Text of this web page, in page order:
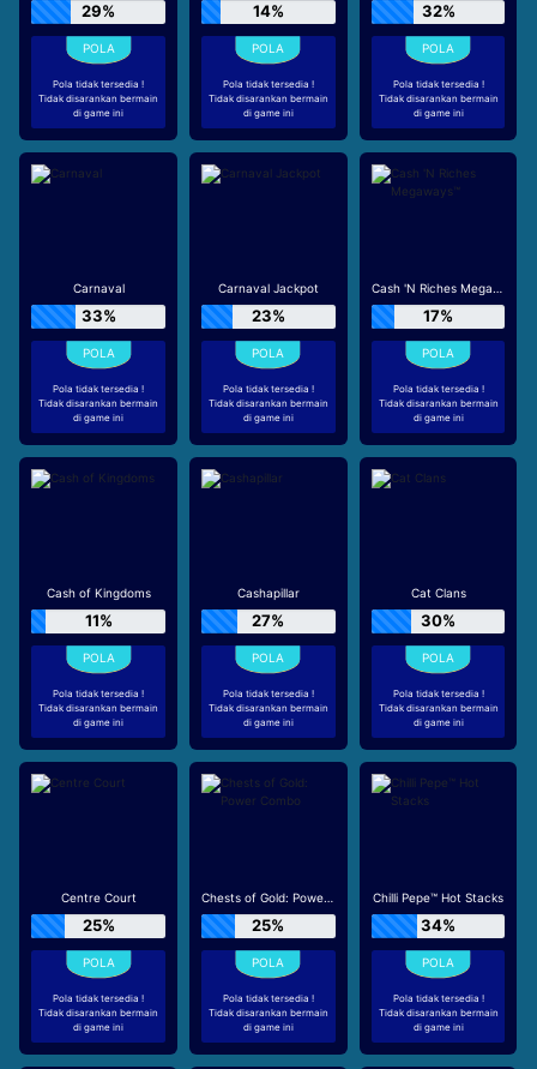
29%
Pola tidak tersedia !
Tidak disarankan bermain
di game ini
14%
Pola tidak tersedia !
Tidak disarankan bermain
di game ini
32%
Pola tidak tersedia !
Tidak disarankan bermain
di game ini
Carnaval
33%
Pola tidak tersedia !
Tidak disarankan bermain
di game ini
Carnaval Jackpot
23%
Pola tidak tersedia !
Tidak disarankan bermain
di game ini
Cash 'N Riches Megaways™
17%
Pola tidak tersedia !
Tidak disarankan bermain
di game ini
Cash of Kingdoms
11%
Pola tidak tersedia !
Tidak disarankan bermain
di game ini
Cashapillar
27%
Pola tidak tersedia !
Tidak disarankan bermain
di game ini
Cat Clans
30%
Pola tidak tersedia !
Tidak disarankan bermain
di game ini
Centre Court
25%
Pola tidak tersedia !
Tidak disarankan bermain
di game ini
Chests of Gold: Power Combo
25%
Pola tidak tersedia !
Tidak disarankan bermain
di game ini
Chilli Pepe™ Hot Stacks
34%
Pola tidak tersedia !
Tidak disarankan bermain
di game ini